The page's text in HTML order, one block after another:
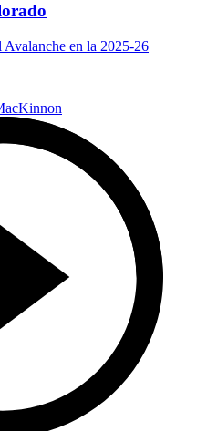
Avalanche en la 2025-26